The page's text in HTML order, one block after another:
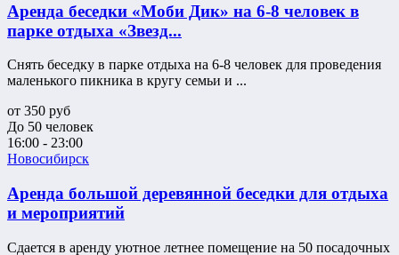
Аренда беседки «Моби Дик» на 6-8 человек в
парке отдыха «Звезд...
Снять беседку в парке отдыха на 6-8 человек для проведения
маленького пикника в кругу семьи и ...
от 350 руб
До 50 человек
16:00 - 23:00
Новосибирск
Аренда большой деревянной беседки для отдыха
и мероприятий
Сдается в аренду уютное летнее помещение на 50 посадочных